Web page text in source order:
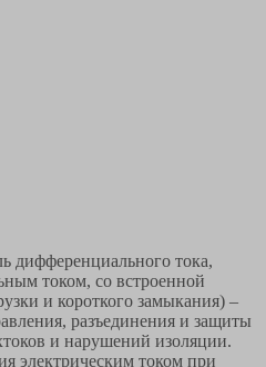
дифференциального тока,
током, со встроенной
и короткого замыкания) –
разъединения и защиты
и нарушений изоляции.
электрическим током при